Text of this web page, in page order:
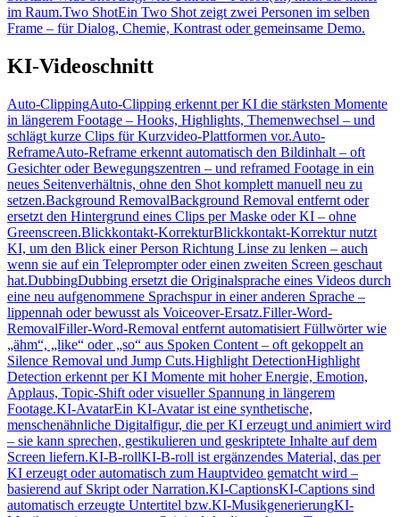
im Raum.Two ShotEin Two Shot zeigt zwei Personen im selben
Frame – für Dialog, Chemie, Kontrast oder gemeinsame Demo.
KI-Videoschnitt
Auto-ClippingAuto-Clipping erkennt per KI die stärksten Momente
in längerem Footage – Hooks, Highlights, Themenwechsel – und
schlägt kurze Clips für Kurzvideo-Plattformen vor.Auto-
ReframeAuto-Reframe erkennt automatisch den Bildinhalt – oft
Gesichter oder Bewegungszentren – und reframed Footage in ein
neues Seitenverhältnis, ohne den Shot komplett manuell neu zu
setzen.Background RemovalBackground Removal entfernt oder
ersetzt den Hintergrund eines Clips per Maske oder KI – ohne
Greenscreen.Blickkontakt-KorrekturBlickkontakt-Korrektur nutzt
KI, um den Blick einer Person Richtung Linse zu lenken – auch
wenn sie auf ein Teleprompter oder einen zweiten Screen geschaut
hat.DubbingDubbing ersetzt die Originalsprache eines Videos durch
eine neu aufgenommene Sprachspur in einer anderen Sprache –
lippennah oder bewusst als Voiceover-Ersatz.Filler-Word-
RemovalFiller-Word-Removal entfernt automatisiert Füllwörter wie
„ähm“, „like“ oder „so“ aus Spoken Content – oft gekoppelt an
Silence Removal und Jump Cuts.Highlight DetectionHighlight
Detection erkennt per KI Momente mit hoher Energie, Emotion,
Applaus, Topic-Shift oder visueller Spannung in längerem
Footage.KI-AvatarEin KI-Avatar ist eine synthetische,
menschenähnliche Digitalfigur, die per KI erzeugt und animiert wird
– sie kann sprechen, gestikulieren und geskriptete Inhalte auf dem
Screen liefern.KI-B-rollKI-B-roll ist ergänzendes Material, das per
KI erzeugt oder automatisch zum Hauptvideo gematcht wird –
basierend auf Skript oder Narration.KI-CaptionsKI-Captions sind
automatisch erzeugte Untertitel bzw.KI-MusikgenerierungKI-